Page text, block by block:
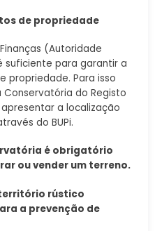
de propriedade
(Autoridade
suficiente para garantir a
propriedade. Para isso
do Registo
a localização
do BUPi.
é obrigatório
ou vender um terreno.
rústico
a prevenção de